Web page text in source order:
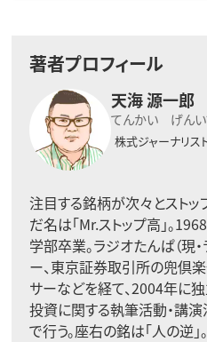
著者プロフィール
天海 源一郎
てんかい げんい
株式ジャーナリス
注目する銘柄が次々とストッ
だ名は「Mr.ストップ高」。
学部卒業。ラジオたんぱ（現
ー、東京証券取引所の兜倶
サーなどを経て、2004年に
投資に関する執筆活動・講
で行う。座右の銘は「人の逆」。